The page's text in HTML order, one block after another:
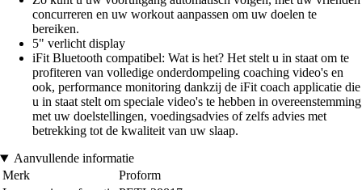
concurreren en uw workout aanpassen om uw doelen te
bereiken.
5" verlicht display
iFit Bluetooth compatibel: Wat is het? Het stelt u in staat om te
profiteren van volledige onderdompeling coaching video's en
ook, performance monitoring dankzij de iFit coach applicatie die
u in staat stelt om speciale video's te hebben in overeenstemming
met uw doelstellingen, voedingsadvies of zelfs advies met
betrekking tot de kwaliteit van uw slaap.
Aanvullende informatie
Merk
Proform